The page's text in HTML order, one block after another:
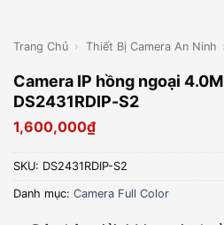
Trang Chủ › Thiết Bị Camera An Ninh
Camera IP hồng ngoại
DS2431RDIP-S2
1,600,000₫
SKU: DS2431RDIP-S2
Danh mục: Camera Full Color